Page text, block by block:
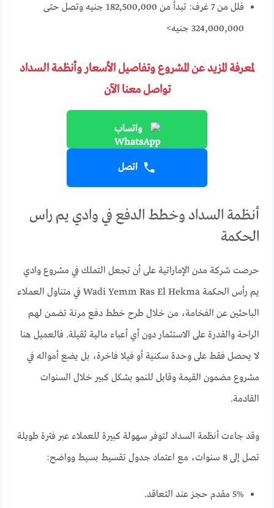
فلل من 7 غرف: تبدأ من 182,500,000 جنيه وتصل حتى
324,000,000 جنيه>
لمعرفة المزيد عن المشروع وتفاصيل الأسعار وأنظمة السداد
تواصل معنا الآن
واتساب
اتصل
أنظمة السداد وخطط الدفع في وادي يم راس
الحكمة
حرصت شركة مدن الإماراتية على أن تجعل التملك في مشروع وادي
يم رأس الحكمة Wadi Yemm Ras El Hekma في متناول العملاء
الباحثين عن الفخامة، من خلال طرح خطط دفع مرنة تضمن لهم
الراحة والقدرة على الاستثمار دون أي أعباء مالية ثقيلة. فالعميل هنا
لا يحصل فقط على وحدة سكنية أو فيلا فاخرة، بل يضع أمواله في
مشروع مضمون القيمة وقابل للنمو بشكل كبير خلال السنوات
القادمة.
وقد جاءت أنظمة السداد لتوفر سهولة كبيرة للعملاء عبر فترة طويلة
تصل إلى 8 سنوات، مع اعتماد جدول تقسيط بسيط وواضح:
5% مقدم حجز عند التعاقد.